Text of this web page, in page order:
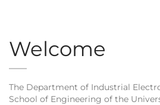
Welcome
The Department of Industrial
School of Engineering of the